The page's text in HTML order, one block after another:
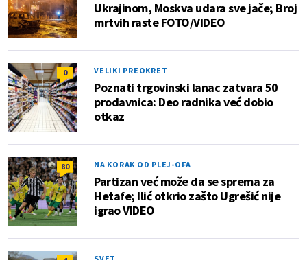
Ukrajinom, Moskva udara sve jače; Broj
mrtvih raste FOTO/VIDEO
0 VELIKI PREOKRET
Poznati trgovinski lanac zatvara 50
prodavnica: Deo radnika već dobio
otkaz
80 NA KORAK OD PLEJ-OFA
Partizan već može da se sprema za
Hetafe; Ilić otkrio zašto Ugrešić nije
igrao VIDEO